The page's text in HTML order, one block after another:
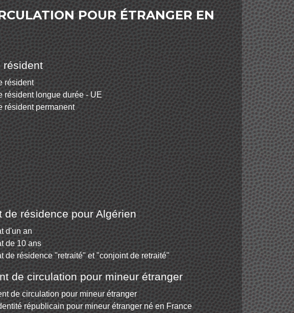
POUR ÉTRANGER EN
résident
résident
résident longue durée - UE
résident permanent
de résidence pour Algérien
d'un an
de 10 ans
de résidence "retraité" et "conjoint de retraité"
de circulation pour mineur étranger
de circulation pour mineur étranger
républicain pour mineur étranger né en France